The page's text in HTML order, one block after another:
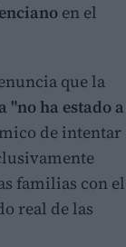
en el
que la
"no ha estado a
de intentar
familias con el
real de las